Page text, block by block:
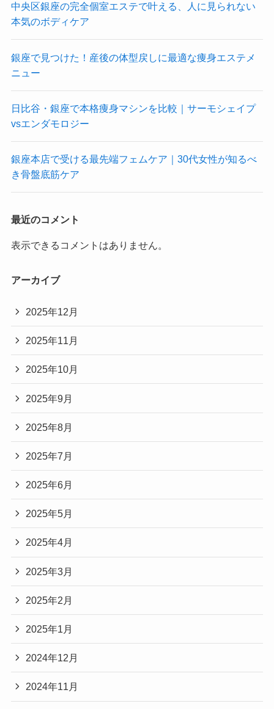
中央区銀座の完全個室エステで叶える、人に見られない
本気のボディケア
銀座で見つけた！産後の体型戻しに最適な痩身エステメ
ニュー
日比谷・銀座で本格痩身マシンを比較｜サーモシェイプ
vsエンダモロジー
銀座本店で受ける最先端フェムケア｜30代女性が知るべ
き骨盤底筋ケア
最近のコメント
表示できるコメントはありません。
アーカイブ
2025年12月
2025年11月
2025年10月
2025年9月
2025年8月
2025年7月
2025年6月
2025年5月
2025年4月
2025年3月
2025年2月
2025年1月
2024年12月
2024年11月